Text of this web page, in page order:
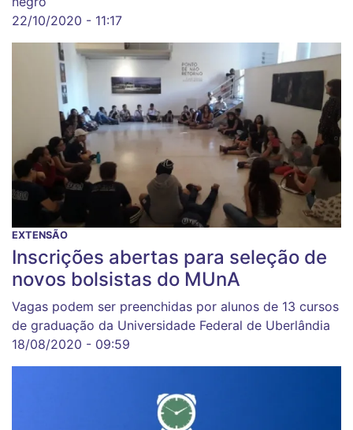
22/10/2020 - 11:17
EXTENSÃO
Inscrições abertas para seleção de
novos bolsistas do MUnA
Vagas podem ser preenchidas por alunos de 13 cursos
de graduação da Universidade Federal de Uberlândia
18/08/2020 - 09:59